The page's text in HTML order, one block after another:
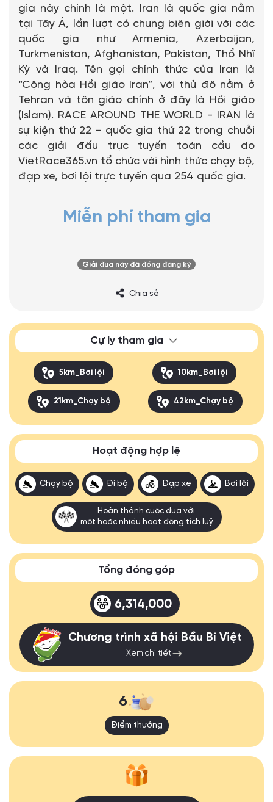
gia này chính là một. Iran là quốc gia nằm
tại Tây Á, lần lượt có chung biên giới với các
quốc gia như Armenia, Azerbaijan,
Turkmenistan, Afghanistan, Pakistan, Thổ Nhĩ
Kỳ và Iraq. Tên gọi chính thức của Iran là
“Cộng hòa Hồi giáo Iran”, với thủ đô nằm ở
Tehran và tôn giáo chính ở đây là Hồi giáo
(Islam). RACE AROUND THE WORLD - IRAN là
sự kiện thứ 22 - quốc gia thứ 22 trong chuỗi
các giải đấu trực tuyến toàn cầu do
VietRace365.vn tổ chức với hình thức chạy bộ,
đạp xe, bơi lội trực tuyến qua 254 quốc gia.
Miễn phí tham gia
Giải đua này đã đóng đăng ký
Chia sẻ
Cự ly tham gia
5km_Bơi lội 10km_Bơi lội
21km_Chạy bộ 42km_Chạy bộ
Hoạt động hợp lệ
Chạy bộ Đi bộ Đạp xe Bơi lội
Hoàn thành cuộc đua với
một hoặc nhiều hoạt động tích luỹ
Tổng đóng góp
6,314,000
Chương trình xã hội Bầu Bí Việt
Xem chi tiết
6
Điểm thưởng